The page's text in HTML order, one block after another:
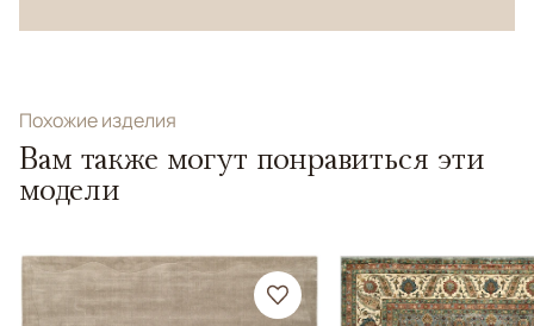
Похожие изделия
Вам также могут понравиться эти
модели